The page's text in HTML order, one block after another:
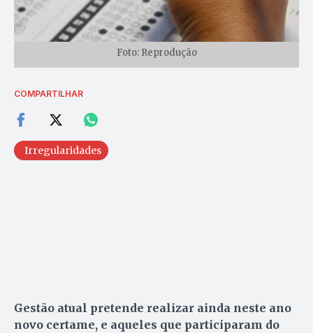
Foto: Reprodução
COMPARTILHAR
Irregularidades
Gestão atual pretende realizar ainda neste ano
novo certame, e aqueles que participaram do